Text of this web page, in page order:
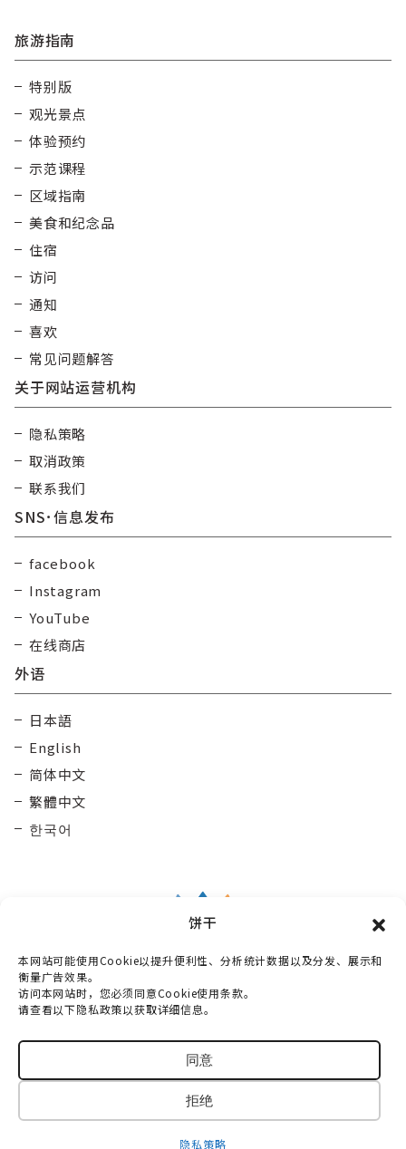
饼干
本网站可能使用Cookie以提升便利性、分析统计数据以及分发、展示和
衡量广告效果。
访问本网站时，您必须同意Cookie使用条款。
请查看以下隐私政策以获取详细信息。
同意
拒绝
隐私策略
旅游指南
特别版
观光景点
体验预约
示范课程
区域指南
美食和纪念品
住宿
访问
通知
喜欢
常见问题解答
关于网站运营机构
隐私策略
取消政策
联系我们
SNS･信息发布
facebook
Instagram
YouTube
在线商店
外语
日本語
English
简体中文
繁體中文
한국어
Taisetsu Kamui Mintara DMO
〒070-0030
北海道旭川市宫下通10丁目3番2号 Maruun Hall 3楼
电话：0166-73-6968
© 2018-2026 TAISETSU KAMUIMINTARA DMO
All Rights Reserved.